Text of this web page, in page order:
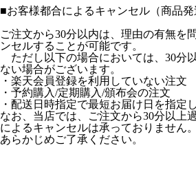
■お客様都合によるキャンセル（商品発
ご注文から30分以内は、理由の有無を
ンセルすることが可能です。
ただし以下の場合においては、30分
ない場合がございます。
・楽天会員登録を利用していない注文
・予約購入/定期購入/頒布会の注文
・配送日時指定で最短お届け日を指定
なお、当店では、ご注文から30分以上
によるキャンセルは承っておりません。
あらかじめご了承ください。